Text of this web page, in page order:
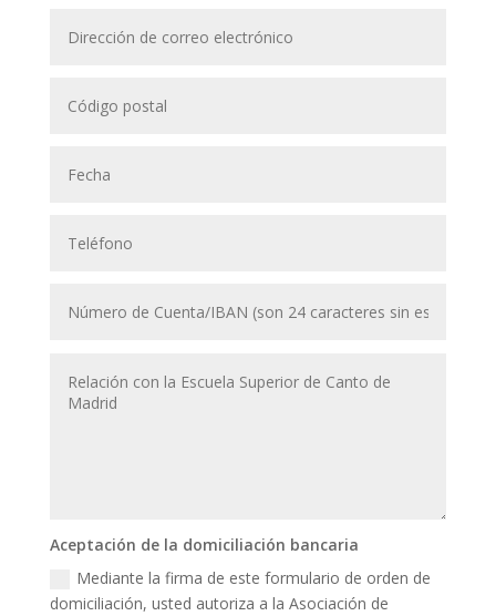
Aceptación de la domiciliación bancaria
Mediante la firma de este formulario de orden de
domiciliación, usted autoriza a la Asociación de